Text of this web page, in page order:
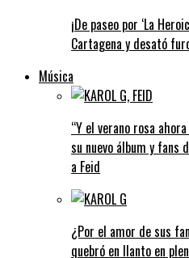
¡De paseo por ‘La
Cartagena y desató
Música
“Y el verano rosa
su nuevo álbum y fans
a Feid
¿Por el amor de sus
quebró en llanto en